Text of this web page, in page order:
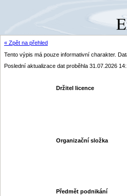
« Zpět na přehled
Tento výpis má pouze informativní charakter.
Poslední aktualizace dat proběhla 31.07.2026
Držitel licence
Organizační složka
Předmět podnikání